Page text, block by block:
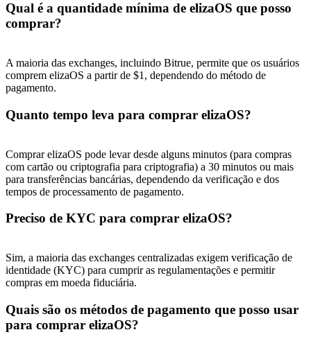
Qual é a quantidade mínima de elizaOS que posso
comprar?
A maioria das exchanges, incluindo Bitrue, permite que os usuários
comprem elizaOS a partir de $1, dependendo do método de
pagamento.
Quanto tempo leva para comprar elizaOS?
Comprar elizaOS pode levar desde alguns minutos (para compras
com cartão ou criptografia para criptografia) a 30 minutos ou mais
para transferências bancárias, dependendo da verificação e dos
tempos de processamento de pagamento.
Preciso de KYC para comprar elizaOS?
Sim, a maioria das exchanges centralizadas exigem verificação de
identidade (KYC) para cumprir as regulamentações e permitir
compras em moeda fiduciária.
Quais são os métodos de pagamento que posso usar
para comprar elizaOS?